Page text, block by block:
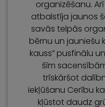
organizēšanu.
atbalstīja jaunos
savās telpās
bērnu un jauniešu
kauss” pusfinālu
šīm
trīskāršot
iekļūšanu Cerību
kļūstot daudz